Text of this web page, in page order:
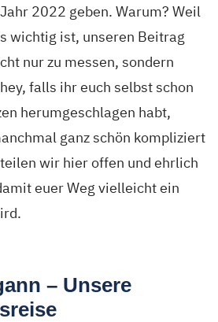
2022 geben. Warum? Weil
wichtig ist, unseren Beitrag
nur zu messen, sondern
falls ihr euch selbst schon
herumgeschlagen habt,
ganz schön kompliziert
wir hier offen und ehrlich
euer Weg vielleicht ein
– Unsere